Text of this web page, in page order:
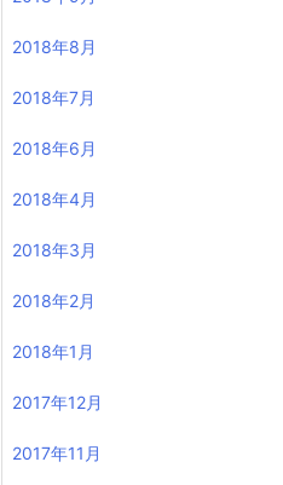
2018年8月
2018年7月
2018年6月
2018年4月
2018年3月
2018年2月
2018年1月
2017年12月
2017年11月